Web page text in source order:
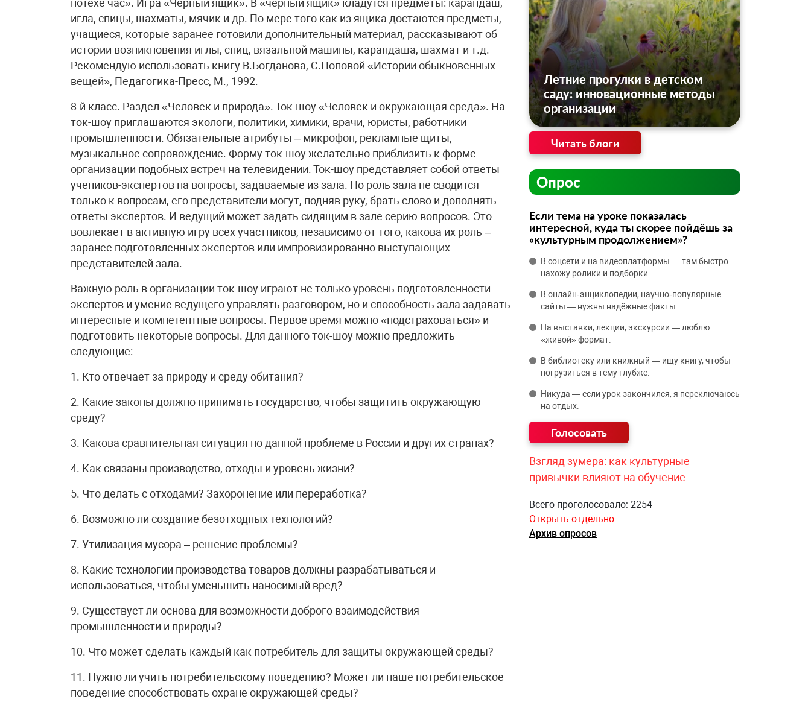
потехе час». Игра «Черный ящик». В «черный ящик» кладутся предметы: карандаш,
игла, спицы, шахматы, мячик и др. По мере того как из ящика достаются предметы,
учащиеся, которые заранее готовили дополнительный материал, рассказывают об
истории возникновения иглы, спиц, вязальной машины, карандаша, шахмат и т.д.
Рекомендую использовать книгу В.Богданова, С.Поповой «Истории обыкновенных
вещей», Педагогика-Пресс, М., 1992.
8-й класс. Раздел «Человек и природа». Ток-шоу «Человек и окружающая среда». На
ток-шоу приглашаются экологи, политики, химики, врачи, юристы, работники
промышленности. Обязательные атрибуты – микрофон, рекламные щиты,
музыкальное сопровождение. Форму ток-шоу желательно приблизить к форме
организации подобных встреч на телевидении. Ток-шоу представляет собой ответы
учеников-экспертов на вопросы, задаваемые из зала. Но роль зала не сводится
только к вопросам, его представители могут, подняв руку, брать слово и дополнять
ответы экспертов. И ведущий может задать сидящим в зале серию вопросов. Это
вовлекает в активную игру всех участников, независимо от того, какова их роль –
заранее подготовленных экспертов или импровизированно выступающих
представителей зала.
Важную роль в организации ток-шоу играют не только уровень подготовленности
экспертов и умение ведущего управлять разговором, но и способность зала задавать
интересные и компетентные вопросы. Первое время можно «подстраховаться» и
подготовить некоторые вопросы. Для данного ток-шоу можно предложить
следующие:
1. Кто отвечает за природу и среду обитания?
2. Какие законы должно принимать государство, чтобы защитить окружающую
среду?
3. Какова сравнительная ситуация по данной проблеме в России и других странах?
4. Как связаны производство, отходы и уровень жизни?
5. Что делать с отходами? Захоронение или переработка?
6. Возможно ли создание безотходных технологий?
7. Утилизация мусора – решение проблемы?
8. Какие технологии производства товаров должны разрабатываться и
использоваться, чтобы уменьшить наносимый вред?
9. Существует ли основа для возможности доброго взаимодействия
промышленности и природы?
10. Что может сделать каждый как потребитель для защиты окружающей среды?
11. Нужно ли учить потребительскому поведению? Может ли наше потребительское
поведение способствовать охране окружающей среды?
Летние прогулки в детском
саду: инновационные методы
организации
Читать блоги
Опрос
Если тема на уроке показалась
интересной, куда ты скорее пойдёшь за
«культурным продолжением»?
В соцсети и на видеоплатформы — там быстро
нахожу ролики и подборки.
В онлайн‑энциклопедии, научно‑популярные
сайты — нужны надёжные факты.
На выставки, лекции, экскурсии — люблю
«живой» формат.
В библиотеку или книжный — ищу книгу, чтобы
погрузиться в тему глубже.
Никуда — если урок закончился, я переключаюсь
на отдых.
Взгляд зумера: как культурные
привычки влияют на обучение
Всего проголосовало: 2254
Открыть отдельно
Архив опросов